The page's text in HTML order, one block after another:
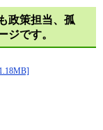
政策担当、孤
ジです。